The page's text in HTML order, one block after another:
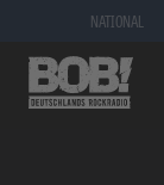
NATIONAL